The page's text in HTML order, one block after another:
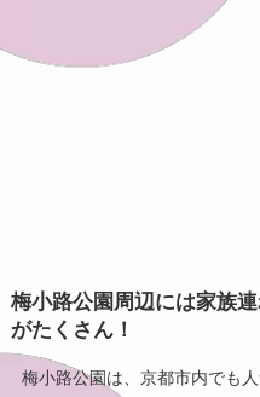
梅小路公園周辺には家族
がたくさん！
梅小路公園は、京都市内でも